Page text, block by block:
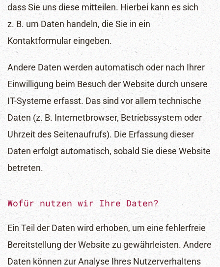
dass Sie uns diese mitteilen. Hierbei kann es sich
z. B. um Daten handeln, die Sie in ein
Kontaktformular eingeben.
Andere Daten werden automatisch oder nach Ihrer
Einwilligung beim Besuch der Website durch unsere
IT-Systeme erfasst. Das sind vor allem technische
Daten (z. B. Internetbrowser, Betriebssystem oder
Uhrzeit des Seitenaufrufs). Die Erfassung dieser
Daten erfolgt automatisch, sobald Sie diese Website
betreten.
Wofür nutzen wir Ihre Daten?
Ein Teil der Daten wird erhoben, um eine fehlerfreie
Bereitstellung der Website zu gewährleisten. Andere
Daten können zur Analyse Ihres Nutzerverhaltens